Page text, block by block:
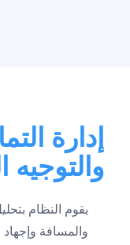
إدارة
والتوجيه
يقوم النظام
والمسافة